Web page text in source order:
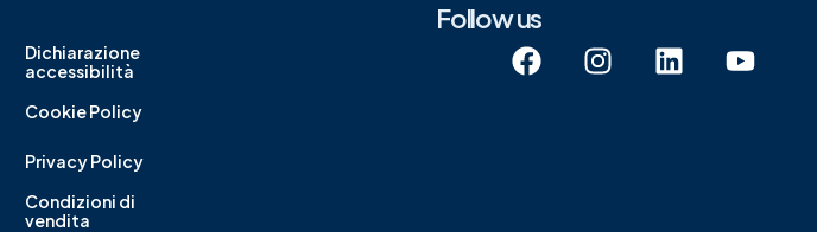
Dichiarazione
accessibilità
Cookie Policy
Privacy Policy
Condizioni di
vendita
Follow us